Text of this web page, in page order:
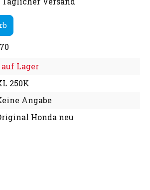
auf Lager
250K
Angabe
Honda neu